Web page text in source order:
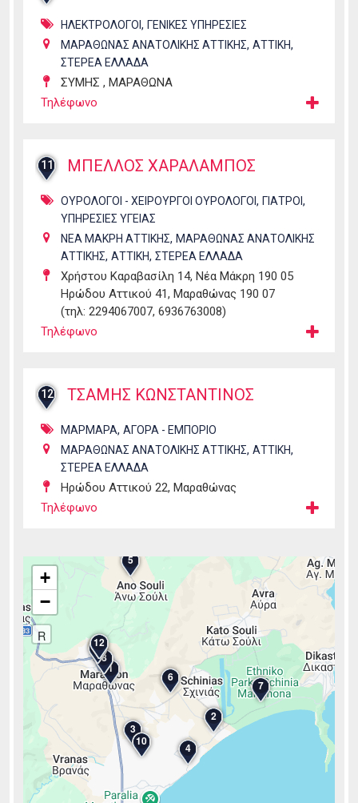
ΗΛΕΚΤΡΟΛΟΓΟΙ , ΓΕΝΙΚΕΣ ΥΠΗΡΕΣΙΕΣ
ΜΑΡΑΘΩΝΑΣ ΑΝΑΤΟΛΙΚΗΣ ΑΤΤΙΚΗΣ, ΑΤΤΙΚΗ,
ΣΤΕΡΕΑ ΕΛΛΑΔΑ
ΣΥΜΗΣ , ΜΑΡΑΘΩΝΑ
Τηλέφωνο
11 ΜΠΕΛΛΟΣ ΧΑΡΑΛΑΜΠΟΣ
ΟΥΡΟΛΟΓΟΙ - ΧΕΙΡΟΥΡΓΟΙ ΟΥΡΟΛΟΓΟΙ , ΓΙΑΤΡΟΙ ,
ΥΠΗΡΕΣΙΕΣ ΥΓΕΙΑΣ
ΝΕΑ ΜΑΚΡΗ ΑΤΤΙΚΗΣ, ΜΑΡΑΘΩΝΑΣ ΑΝΑΤΟΛΙΚΗΣ
ΑΤΤΙΚΗΣ, ΑΤΤΙΚΗ, ΣΤΕΡΕΑ ΕΛΛΑΔΑ
Χρήστου Καραβασίλη 14, Νέα Μάκρη 190 05
Ηρώδου Αττικού 41, Μαραθώνας 190 07
(τηλ: 2294067007, 6936763008)
Τηλέφωνο
12 ΤΣΑΜΗΣ ΚΩΝΣΤΑΝΤΙΝΟΣ
ΜΑΡΜΑΡΑ, ΑΓΟΡΑ - ΕΜΠΟΡΙΟ
ΜΑΡΑΘΩΝΑΣ ΑΝΑΤΟΛΙΚΗΣ ΑΤΤΙΚΗΣ, ΑΤΤΙΚΗ,
ΣΤΕΡΕΑ ΕΛΛΑΔΑ
Ηρώδου Αττικού 22, Μαραθώνας
Τηλέφωνο
1
2
3
4
5
6
7
8
9
10
12
+
−
R